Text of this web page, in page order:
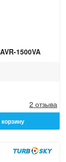
1500VA
2 отзыва